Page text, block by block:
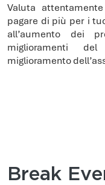
Valuta
pagare di più per i
all’aumento dei
miglioramenti
miglioramento
Break